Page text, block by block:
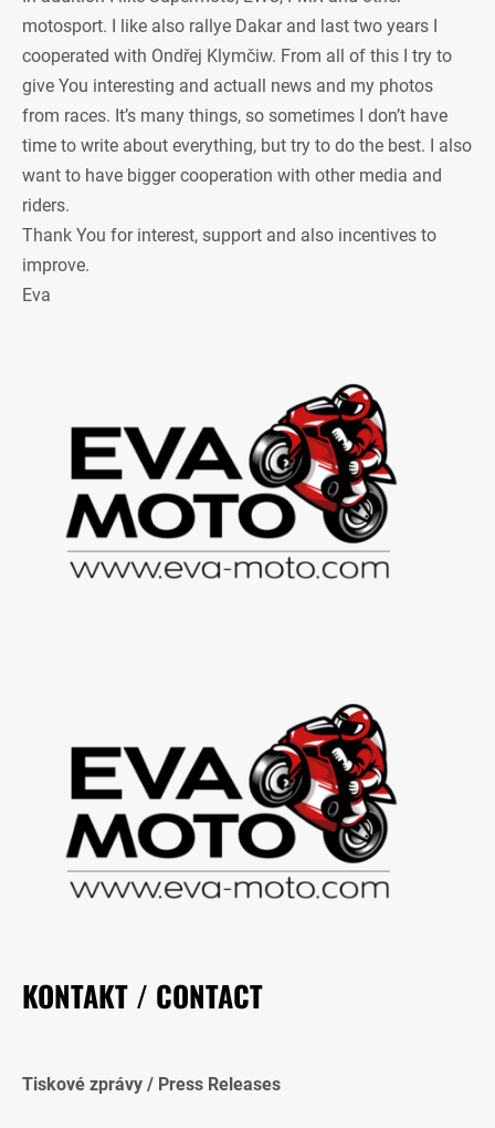
motosport. I like also rallye Dakar and last two years I
cooperated with Ondřej Klymčiw. From all of this I try to
give You interesting and actuall news and my photos
from races. It’s many things, so sometimes I don’t have
time to write about everything, but try to do the best. I also
want to have bigger cooperation with other media and
riders.
Thank You for interest, support and also incentives to
improve.
Eva
KONTAKT / CONTACT
Tiskové zprávy / Press Releases